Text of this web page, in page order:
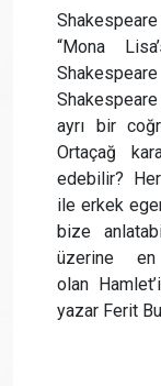
“Mona
ayrı bir
Ortaçağ
edebilir?
ile erkek
bize
üzerine
olan
yazar Ferit